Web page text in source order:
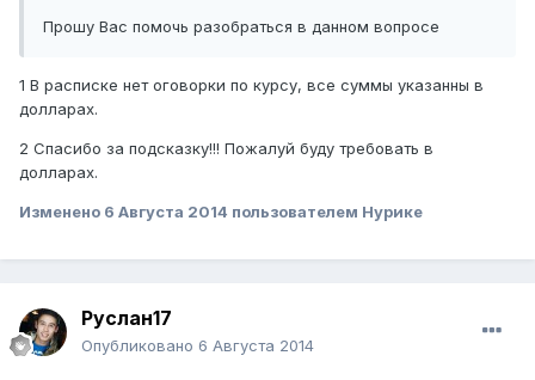
Прошу Вас помочь разобраться в данном вопросе
1 В расписке нет оговорки по курсу, все суммы указанны в
долларах.
2 Спасибо за подсказку!!! Пожалуй буду требовать в
долларах.
Изменено 6 Августа 2014 пользователем Нурике
Руслан17
Опубликовано 6 Августа 2014